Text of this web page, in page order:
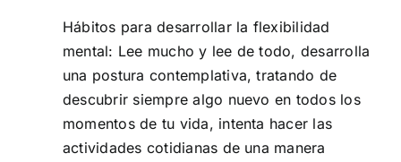
Hábitos para desarrollar la flexibilidad
mental: Lee mucho y lee de todo, desarrolla
una postura contemplativa, tratando de
descubrir siempre algo nuevo en todos los
momentos de tu vida, intenta hacer las
actividades cotidianas de una manera